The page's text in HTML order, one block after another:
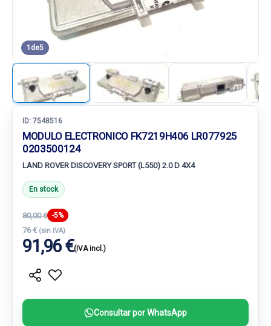
1 de5
ID: 7548516
MODULO ELECTRONICO FK7219H406 LR077925
0203500124
LAND ROVER DISCOVERY SPORT (L550) 2.0 D 4X4
En stock
80,00 € -5%
76 € (sin IVA)
91,96 €(IVA incl.)
Consultar por WhatsApp